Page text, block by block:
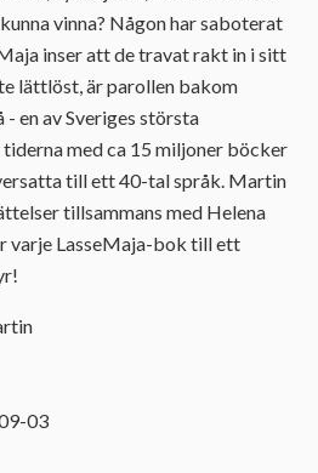
vinna? Någon har saboterat
inser att de travat rakt in i sitt
lättlöst, är parollen bakom
en av Sveriges största
med ca 15 miljoner böcker
till ett 40-tal språk. Martin
tillsammans med Helena
varje LasseMaja-bok till ett
03